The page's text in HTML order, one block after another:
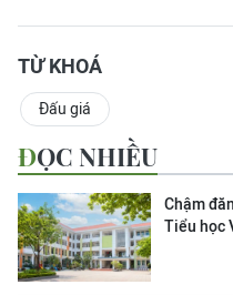
TỪ KHOÁ
Đấu giá
ĐỌC NHIỀU
Chậm
Tiểu học